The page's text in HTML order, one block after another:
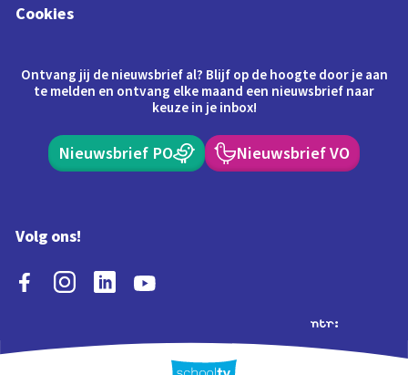
Cookies
Ontvang jij de nieuwsbrief al? Blijf op de hoogte door je aan
te melden en ontvang elke maand een nieuwsbrief naar
keuze in je inbox!
Nieuwsbrief PO Nieuwsbrief VO
Volg ons!